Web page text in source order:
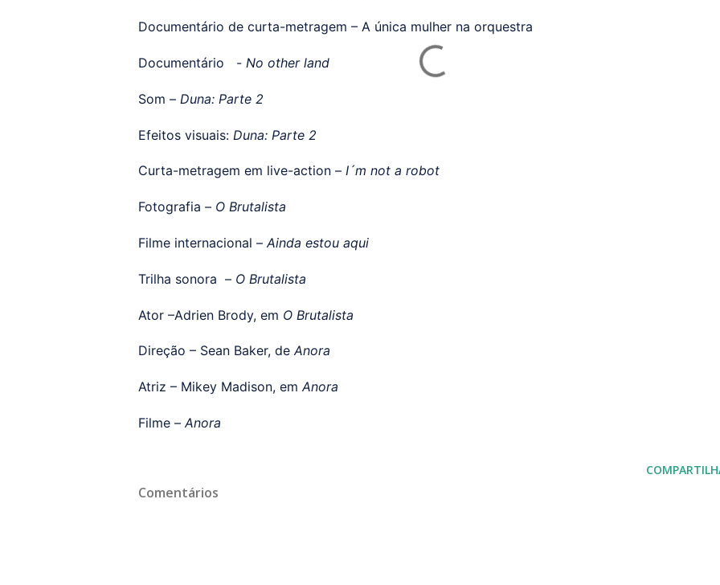
Documentário de curta-metragem – A única mulher na orquestra
Documentário - No other land
Som – Duna: Parte 2
Efeitos visuais: Duna: Parte 2
Curta-metragem em live-action – I´m not a robot
Fotografia – O Brutalista
Filme internacional – Ainda estou aqui
Trilha sonora – O Brutalista
Ator –Adrien Brody, em O Brutalista
Direção – Sean Baker, deAnora
Atriz – Mikey Madison, emAnora
Filme – Anora
Comentários